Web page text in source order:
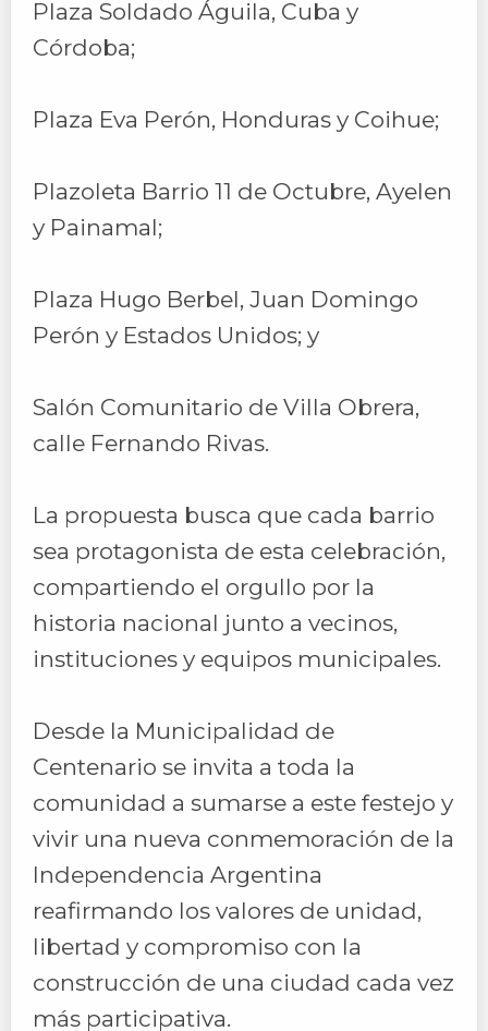
Plaza Soldado Águila, Cuba y
Córdoba;
Plaza Eva Perón, Honduras y Coihue;
Plazoleta Barrio 11 de Octubre, Ayelen
y Painamal;
Plaza Hugo Berbel, Juan Domingo
Perón y Estados Unidos; y
Salón Comunitario de Villa Obrera,
calle Fernando Rivas.
La propuesta busca que cada barrio
sea protagonista de esta celebración,
compartiendo el orgullo por la
historia nacional junto a vecinos,
instituciones y equipos municipales.
Desde la Municipalidad de
Centenario se invita a toda la
comunidad a sumarse a este festejo y
vivir una nueva conmemoración de la
Independencia Argentina
reafirmando los valores de unidad,
libertad y compromiso con la
construcción de una ciudad cada vez
más participativa.